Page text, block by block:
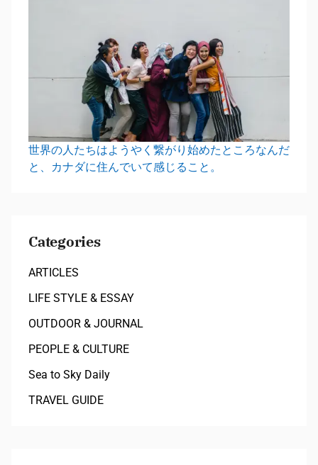
世界の人たちはようやく繋がり始めたところなんだ
と、カナダに住んでいて感じること。
Categories
ARTICLES
LIFE STYLE & ESSAY
OUTDOOR & JOURNAL
PEOPLE & CULTURE
Sea to Sky Daily
TRAVEL GUIDE